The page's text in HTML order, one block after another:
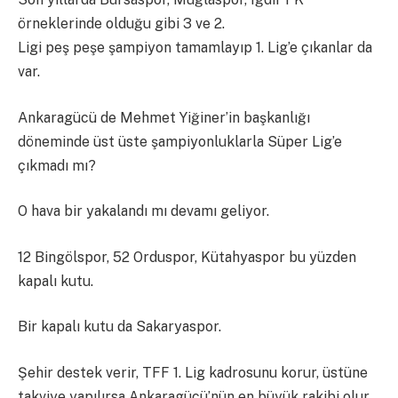
örneklerinde olduğu gibi 3 ve 2.
Ligi peş peşe şampiyon tamamlayıp 1. Lig’e çıkanlar da
var.
Ankaragücü de Mehmet Yiğiner’in başkanlığı
döneminde üst üste şampiyonluklarla Süper Lig’e
çıkmadı mı?
O hava bir yakalandı mı devamı geliyor.
12 Bingölspor, 52 Orduspor, Kütahyaspor bu yüzden
kapalı kutu.
Bir kapalı kutu da Sakaryaspor.
Şehir destek verir, TFF 1. Lig kadrosunu korur, üstüne